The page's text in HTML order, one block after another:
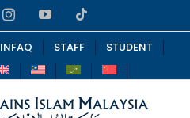
InstagramYouTube
STAFF
STUDENT